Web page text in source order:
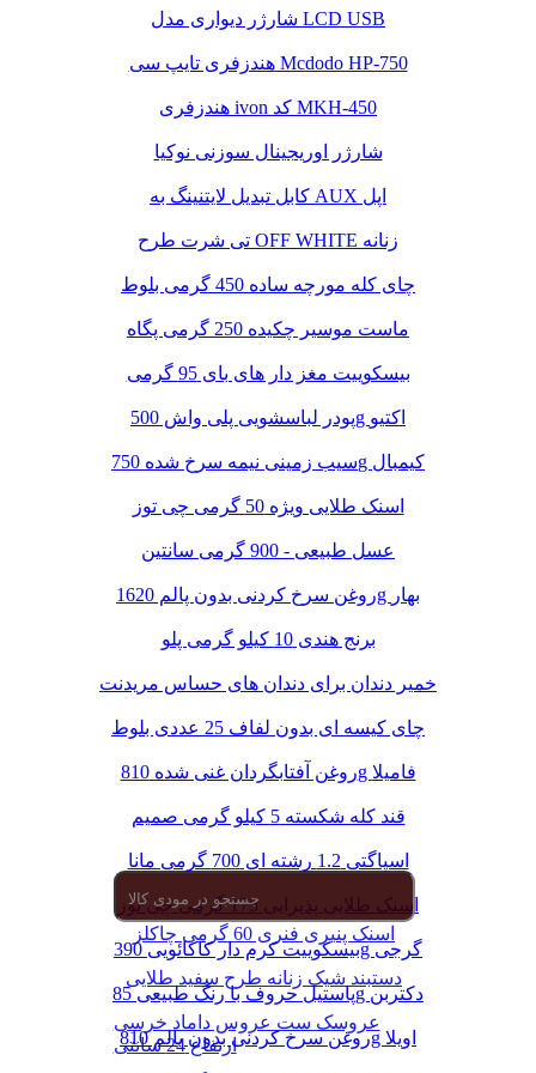
اسنک پنیری فنری 60 گرمی چاکلز
دستبند شیک زنانه طرح سفید طلایی
عروسک ست عروس داماد خرسی
ارتفاع 24 سانتی
شارژر دیواری مدل LCD USB
هندزفری تایپ سی Mcdodo HP-750
هندزفری ivon کد MKH-450
شارژر اوریجینال سوزنی نوکیا
کابل تبدیل لایتنینگ به AUX اپل
تی شرت طرح OFF WHITE زنانه
چای کله مورچه ساده 450 گرمی بلوط
ماست موسیر چکیده 250 گرمی پگاه
بیسکوییت مغز دار های بای 95 گرمی
پودر لباسشویی پلی واش 500g اکتیو
سیب زمینی نیمه سرخ شده 750g کیمبال
اسنک طلایی ویژه 50 گرمی چی توز
عسل طبیعی - 900 گرمی سانتین
روغن سرخ کردنی بدون پالم 1620g بهار
برنج هندی 10 کیلو گرمی پلو
خمیر دندان برای دندان های حساس مریدنت
چای کیسه ای بدون لفاف 25 عددی بلوط
روغن آفتابگردان غنی شده 810g فامیلا
قند کله شکسته 5 کیلو گرمی صمیم
اسپاگتی 1.2 رشته ای 700 گرمی مانا
اسنک طلایی پذیرایی 175 گرمی چی توز
بیسکوییت کرم دار کاکائویی 390g گرجی
پاستیل حروف با رنگ طبیعی 85g دکتربن
روغن سرخ کردنی بدون پالم 810g اویلا